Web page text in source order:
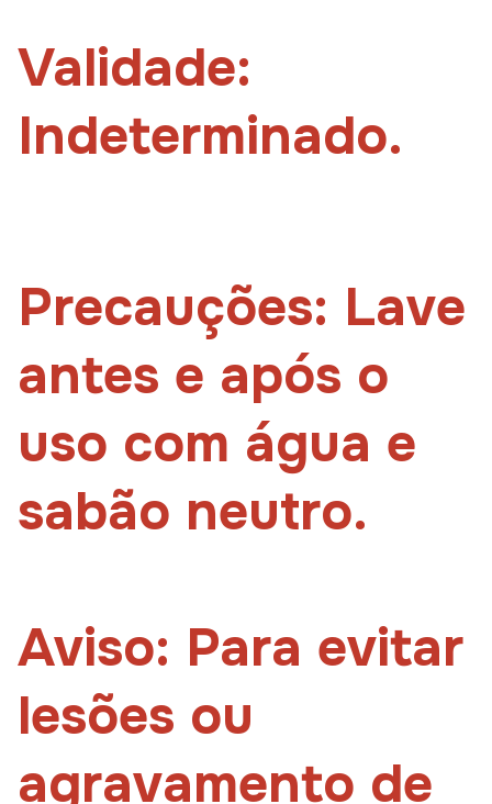
Validade:
Indeterminado.
Precauções: Lave
antes e após o
uso com água e
sabão neutro.
Aviso: Para evitar
lesões ou
agravamento de